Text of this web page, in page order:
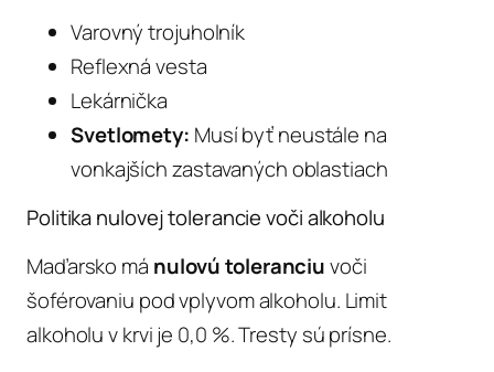
Varovný trojuholník
Reflexná vesta
Lekárnička
Svetlomety: Musí byť neustále na
vonkajších zastavaných oblastiach
Politika nulovej tolerancie voči alkoholu
Maďarsko má nulovú toleranciuvoči
šoférovaniu pod vplyvom alkoholu. Limit
alkoholu v krvi je 0,0 %. Tresty sú prísne.